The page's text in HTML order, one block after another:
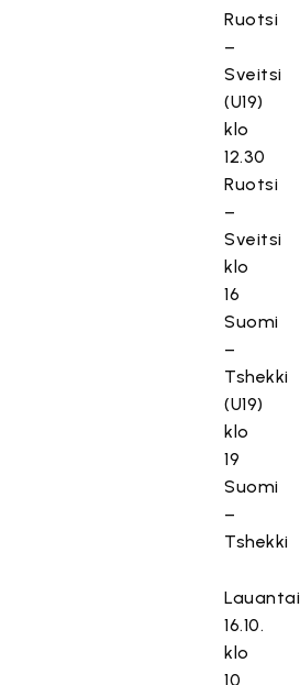
Ruotsi
–
Sveitsi
(U19)
klo
12.30
Ruotsi
–
Sveitsi
klo
16
Suomi
–
Tshekki
(U19)
klo
19
Suomi
–
Tshekki
Lauantai
16.10.
klo
10